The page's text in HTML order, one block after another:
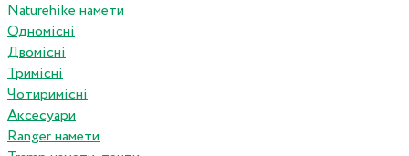
Naturehike намети
Одномісні
Двомісні
Тримісні
Чотиримісні
Аксесуари
Ranger намети